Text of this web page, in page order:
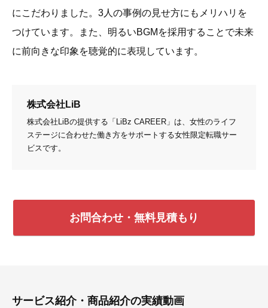
にこだわりました。3人の事例の見せ方にもメリハリを
つけています。また、明るいBGMを採用することで未来
に前向きな印象を聴覚的に表現しています。
株式会社LiB
株式会社LiBの提供する「LiBz CAREER」は、女性のライフ
ステージに合わせた働き方をサポートする女性限定転職サー
ビスです。
お問合わせ・無料見積もり
サービス紹介・商品紹介の実績動画